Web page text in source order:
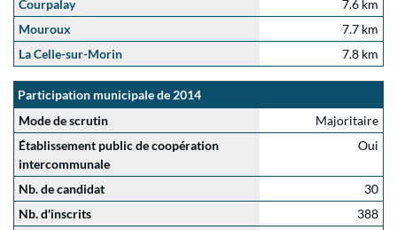
Courpalay
7.6 km
Mouroux
7.7 km
La Celle-sur-Morin
7.8 km
Participation municipale de 2014
Mode de scrutin
Majoritaire
Établissement public de coopération
intercommunale
Oui
Nb. de candidat
30
Nb. d'inscrits
388